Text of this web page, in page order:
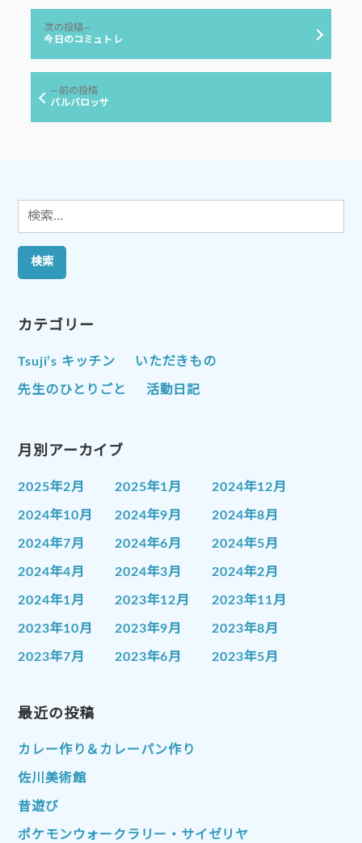
リ
ナ
ー
前の投稿前
の
バルバロッサ
次の投稿
の
今日のコミュトレ
検
索:
カテゴリー
Tsuji’s キッチン いただきもの
先生のひとりごと 活動日記
月別アーカイブ
2025年2月 2025年1月 2024年12月
2024年10月 2024年9月 2024年8月
2024年7月 2024年6月 2024年5月
2024年4月 2024年3月 2024年2月
2024年1月 2023年12月 2023年11月
2023年10月 2023年9月 2023年8月
2023年7月 2023年6月 2023年5月
2023年1月
2022年10月 2022年9月
2022年7月
2022年4月
2022年1月 2021年12月 2021年11月
最近の投稿
カレー作り＆カレーパン作り
佐川美術館
昔遊び
ポケモンウォークラリー・サイゼリヤ